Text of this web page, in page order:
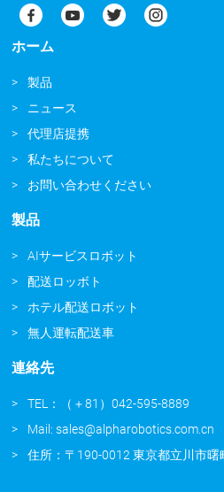
ホーム
製品
ニュース
代理店提携
私たちについて
お問い合わせください
製品
AIサービスロボット
配送ロッボト
ホテル配送ロボット
無人運転配送車
連絡先
TEL：（＋81）042-595-8889
Mail: sales@alpharobotics.com.cn
住所：〒190-0012 東京都立川市曙